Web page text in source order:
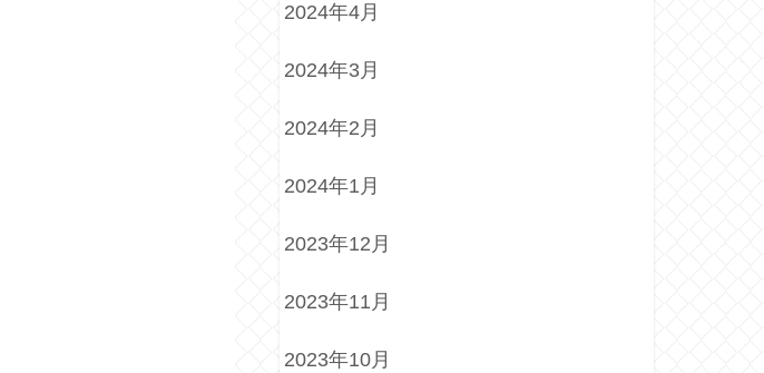
2024年4月
2024年3月
2024年2月
2024年1月
2023年12月
2023年11月
2023年10月